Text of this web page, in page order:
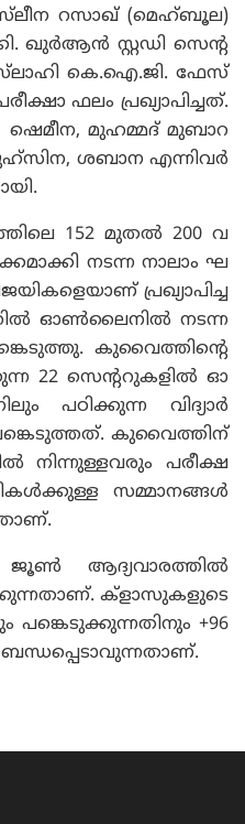
റസാഖ് (മെഹ്ബൂല)
ഖുർആൻ സ്റ്റഡി സെന്റ
കെ.ഐ.ജി. ഫേസ്
ഫലം പ്രഖ്യാപിച്ചത്.
മുഹമ്മദ് മുബാറ
ശബാന എന്നിവർ
152 മുതൽ 200 വ
നടന്ന നാലാം ഘ
പ്രഖ്യാപിച്ച
ഓൺലൈനിൽ നടന്ന
കുവൈത്തിന്റെ
22 സെന്ററുകളിൽ ഓ
പഠിക്കുന്ന വിദ്യാർ
കുവൈത്തിന്
നിന്നുള്ളവരും പരീക്ഷ
സമ്മാനങ്ങൾ
ജൂൺ ആദ്യവാരത്തിൽ
ക്ളാസുകളുടെ
+96
ബന്ധപ്പെടാവുന്നതാണ്.